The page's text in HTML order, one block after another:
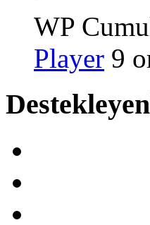
WP
Player 9